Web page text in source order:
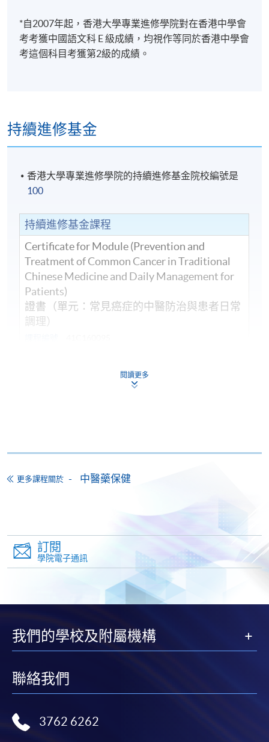
*自2007年起，香港大學專業進修學院對在香港中學會
考考獲中國語文科 E 級成績，均視作等同於香港中學會
考這個科目考獲第2級的成績。
持續進修基金
香港大學專業進修學院的持續進修基金院校編號是
100
持續進修基金課程
Certificate for Module (Prevention and
Treatment of Common Cancer in Traditional
Chinese Medicine and Daily Management for
Patients)
證書（單元：常見癌症的中醫防治與患者日常
調理）
本課程在資歴架構下獲得認可 (資歴架構第3級)
申請
立即報名
報名辦法
大部份公開招生的課程(以先到先得形式報名的課程)。
閱讀更多
更多課程關於 中醫藥保健
訂閱
學院電子通訊
我們的學校及附屬機構
聯絡我們
3762 6262